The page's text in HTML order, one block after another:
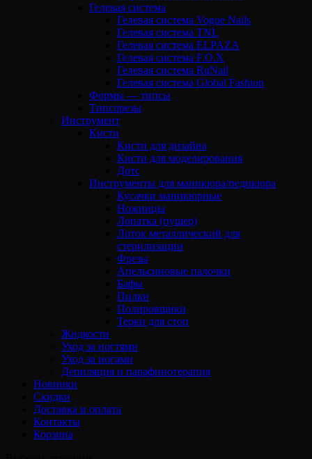
Гелевая система
Гелевая система Vogue Nails
Гелевая система TNL
Гелевая система ELPAZA
Гелевая система F.O.X
Гелевая система RuNail
Гелевая система Global Fashion
Формы — типсы
Типсорезы
Инструмент
Кисти
Кисти для дизайна
Кисти для моделирования
Дотс
Инструменты для маникюра/педикюра
Кусачки маникюрные
Ножницы
Лопатка (пушер)
Лоток металлический для
стерилизации
Фрезы
Апельсиновые палочки
Бафы
Пилки
Полировщики
Терки для стоп
Жидкости
Уход за ногтями
Уход за ногами
Депиляция и парафинотерапия
Новинки
Скидки
Доставка и оплата
Контакты
Корзина